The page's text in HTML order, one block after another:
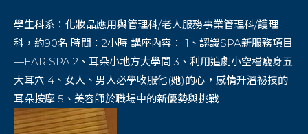
學生科系：化妝品應用與管理科/老人服務事業管理科/護理
科，約90名 時間：2小時 講座內容： 1、認識SPA新服務項目
—EAR SPA 2、耳朵小地方大學問 3、利用追劇小空檔瘦身五
大耳穴 4、女人、男人必學收服他(她)的心，感情升溫祕技的
耳朵按摩 5、美容師於職場中的新優勢與挑戰